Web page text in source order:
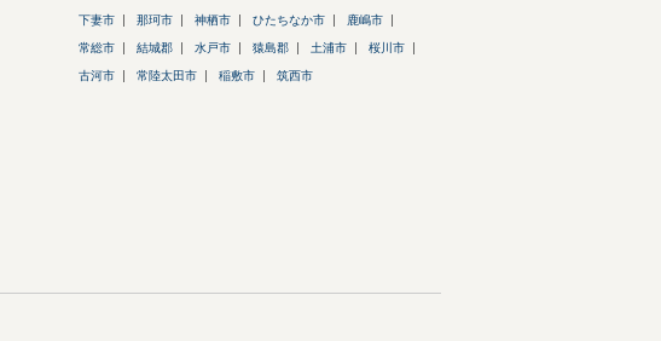
下妻市 那珂市 神栖市 ひたちなか市 鹿嶋市
常総市 結城郡 水戸市 猿島郡 土浦市 桜川市
古河市 常陸太田市 稲敷市 筑西市